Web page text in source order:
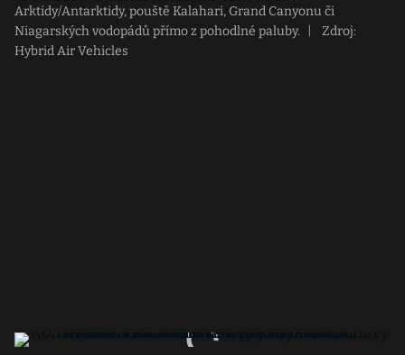
Arktidy/Antarktidy, pouště Kalahari, Grand Canyonu či
Niagarských vodopádů přímo z pohodlné paluby.
Zdroj:
Hybrid Air Vehicles